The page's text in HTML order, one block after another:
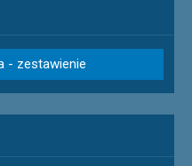
- zestawienie